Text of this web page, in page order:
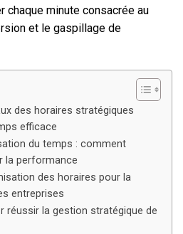
chaque minute consacrée au
et le gaspillage de
des horaires stratégiques
efficace
du temps : comment
la performance
des horaires pour la
entreprises
réussir la gestion stratégique de